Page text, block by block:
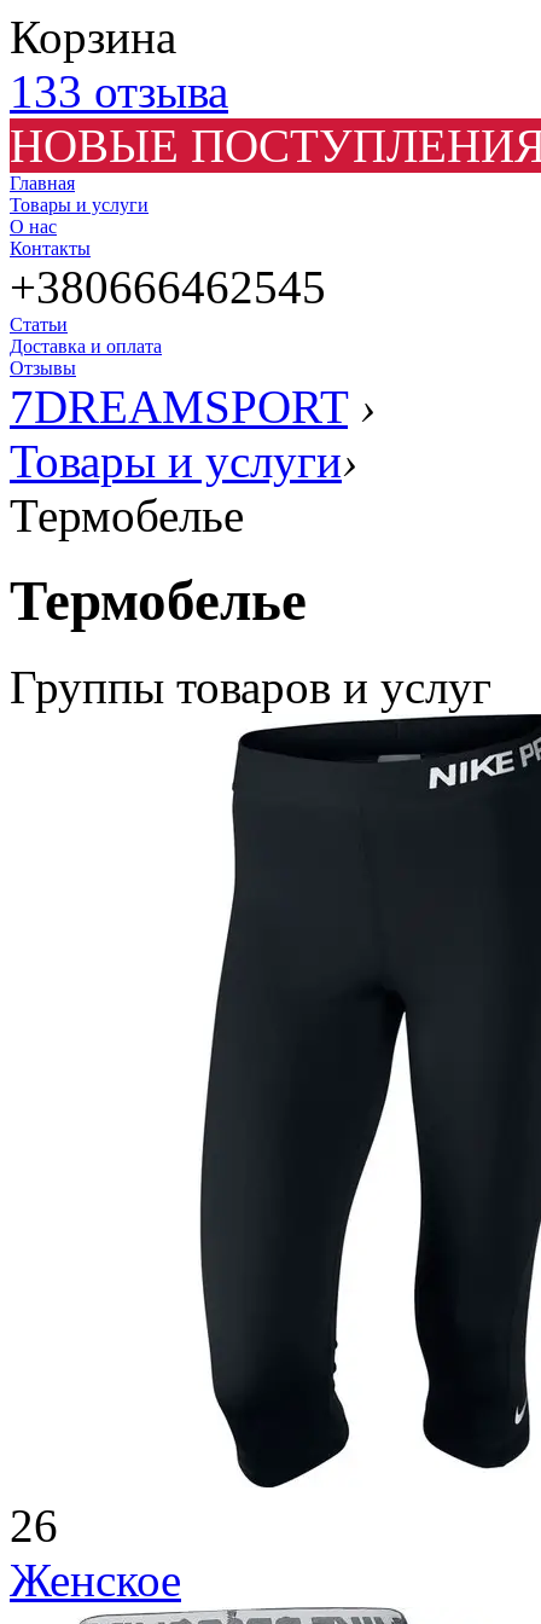
Корзина
133 отзыва
НОВЫЕ
Главная
Товары и услуги
О нас
Контакты
+380666462545
Статьи
Доставка и оплата
Отзывы
7DREAMSPORT ›
Товары и услуги›
Термобелье
Термобелье
Группы товаров и услуг
26
Женское